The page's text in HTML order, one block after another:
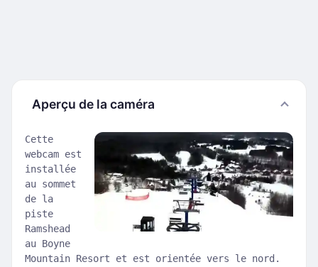
Aperçu de la caméra
Cette
webcam est
installée
au sommet
de la
piste
Ramshead
au Boyne
Mountain Resort et est orientée vers le nord.